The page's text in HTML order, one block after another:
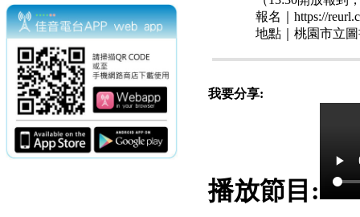
報名｜https://
地點｜桃園市立
我要分享:
播放節目: